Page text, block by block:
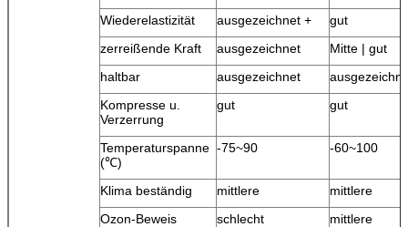
Wiederelastizität ausgezeichnet +
gut
zerreißende Kraft
ausgezeichnet
Mitte | gut
haltbar
ausgezeichnet
Kompresse u.
Verzerrung
gut gut
Temperaturspanne
(℃)
-75~90 -60~100
Klima beständig mittlere
mittlere
Ozon-Beweis
schlecht
mittlere